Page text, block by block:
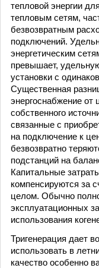
тепловой энергии
тепловым сетям,
безвозвратным
подключений.
энергетическим
превышает,
установки с
Существенная
энергоснабжение от
собственного
связанные с
на подключение к
безвозвратно
подстанций на
Капитальные
компенсируются за
целом. Обычно
эксплуатационных
использования
Тригенерация дает
использовать в
качество особенно